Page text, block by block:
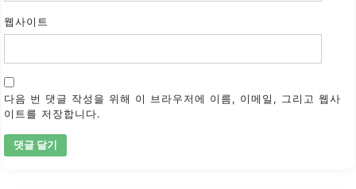
웹사이트
다음 번 댓글 작성을 위해 이 브라우저에 이름, 이메일, 그리고 웹사
이트를 저장합니다.